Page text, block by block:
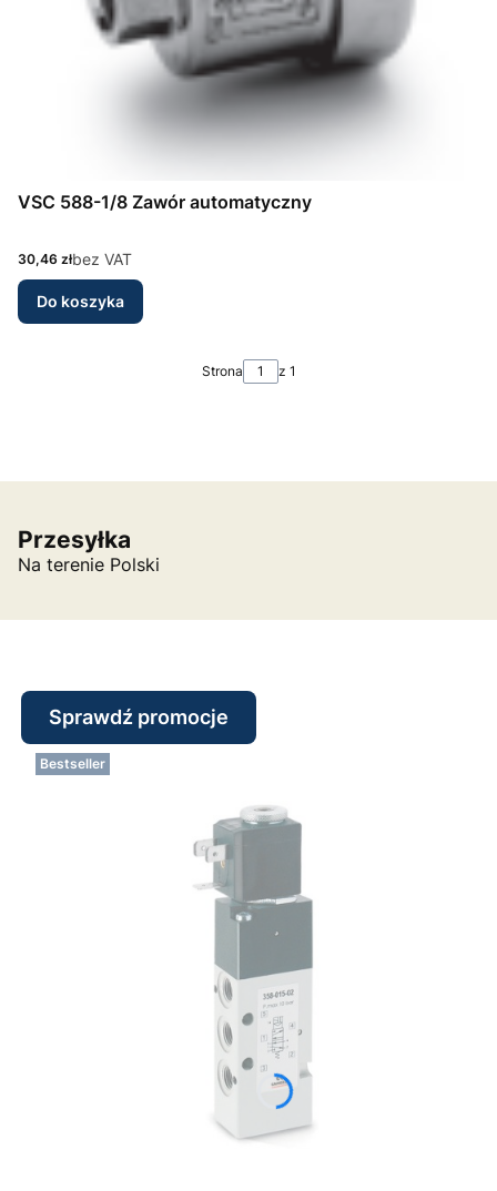
VSC 588-1/8 Zawór automatyczny
Cena
30,46 złbez VAT
Do koszyka
Strona z 1
Przesyłka
Na terenie Polski
Sprawdź promocje
Bestseller